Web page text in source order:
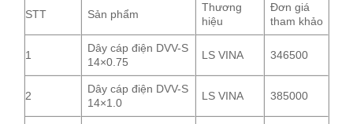
STT Sản phẩm
Thương
hiệu
Đơn giá
tham khảo
1
Dây cáp điện DVV-S
14×0.75
LS VINA 346500
2
Dây cáp điện DVV-S
14×1.0
LS VINA 385000